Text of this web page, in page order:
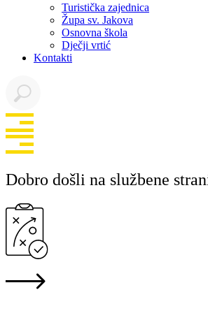
Turistička zajednica
Župa sv. Jakova
Osnovna škola
Dječji vrtić
Kontakti
Dobro došli na službene